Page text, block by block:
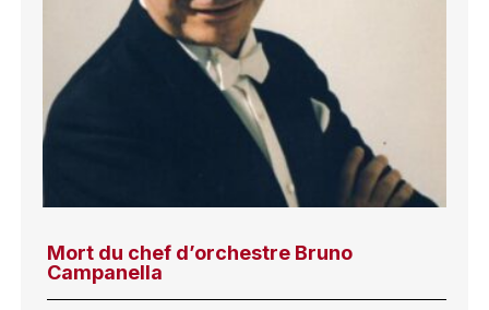
Mort du chef d’orchestre Bruno
Campanella